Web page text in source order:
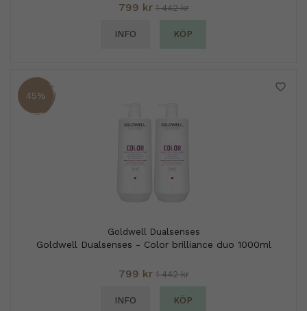
799 kr 1 442 kr
INFO KÖP
45%
Goldwell Dualsenses
Goldwell Dualsenses - Color brilliance duo 1000ml
799 kr 1 442 kr
INFO KÖP